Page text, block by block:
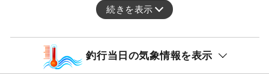
続きを表示
釣行当日の気象情報を表示